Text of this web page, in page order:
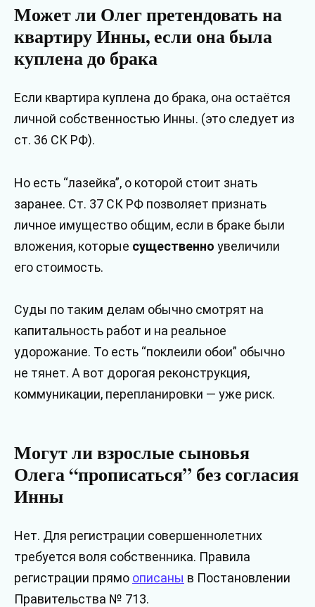
Может ли Олег претендовать на
квартиру Инны, если она была
куплена до брака
Если квартира куплена до брака, она остаётся
личной собственностью Инны. (это следует из
ст. 36 СК РФ).
Но есть “лазейка”, о которой стоит знать
заранее. Ст. 37 СК РФ позволяет признать
личное имущество общим, если в браке были
вложения, которые существенно увеличили
его стоимость.
Суды по таким делам обычно смотрят на
капитальность работ и на реальное
удорожание. То есть “поклеили обои” обычно
не тянет. А вот дорогая реконструкция,
коммуникации, перепланировки — уже риск.
Могут ли взрослые сыновья
Олега “прописаться” без согласия
Инны
Нет. Для регистрации совершеннолетних
требуется воля собственника. Правила
регистрации прямо описаны в Постановлении
Правительства № 713.